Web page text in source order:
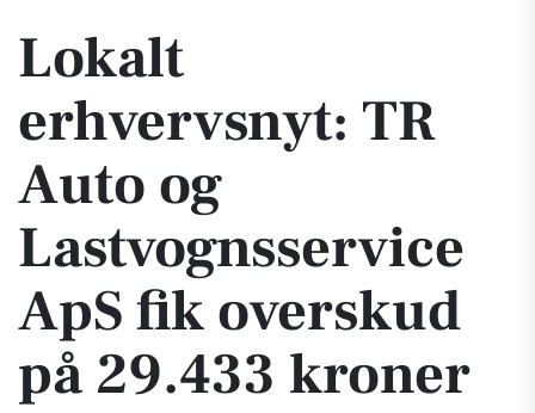
Lokalt
erhvervsnyt: TR
Auto og
Lastvognsservice
ApS fik overskud
på 29.433 kroner